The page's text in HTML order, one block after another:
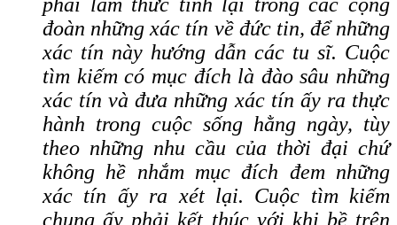
phải làm thức tỉnh lại trong các cộng
đoàn những xác tín về đức tin, để những
xác tín này hướng dẫn các tu sĩ. Cuộc
tìm kiếm có mục đích là đào sâu những
xác tín và đưa những xác tín ấy ra thực
hành trong cuộc sống hằng ngày, tùy
theo những nhu cầu của thời đại chứ
không hề nhắm mục đích đem những
xác tín ấy ra xét lại. Cuộc tìm kiếm
chung ấy phải kết thúc với khi bề trên